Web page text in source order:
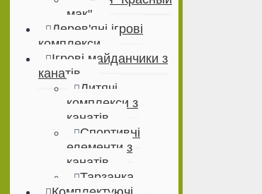
мак"
Дерев'яні ігрові
комплекси
Ігрові майданчики з
канатів
Дитячі
комплекси з
канатів
Спортивні
елементи з
канатів
Тарзанка